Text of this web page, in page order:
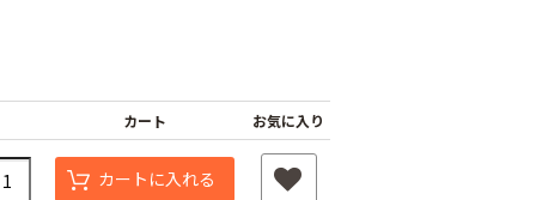
カート お気に入り
カートに入れる